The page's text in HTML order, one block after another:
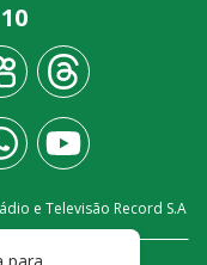
e Televisão Record S.A